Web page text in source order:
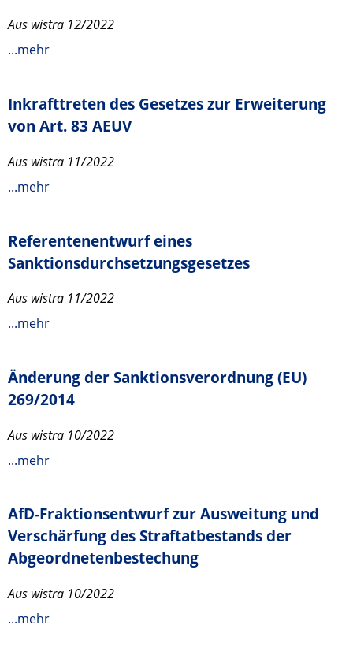
Aus wistra 12/2022
...mehr
Inkrafttreten des Gesetzes zur Erweiterung
von Art. 83 AEUV
Aus wistra 11/2022
...mehr
Referentenentwurf eines
Sanktionsdurchsetzungsgesetzes
Aus wistra 11/2022
...mehr
Änderung der Sanktionsverordnung (EU)
269/2014
Aus wistra 10/2022
...mehr
AfD-Fraktionsentwurf zur Ausweitung und
Verschärfung des Straftatbestands der
Abgeordnetenbestechung
Aus wistra 10/2022
...mehr